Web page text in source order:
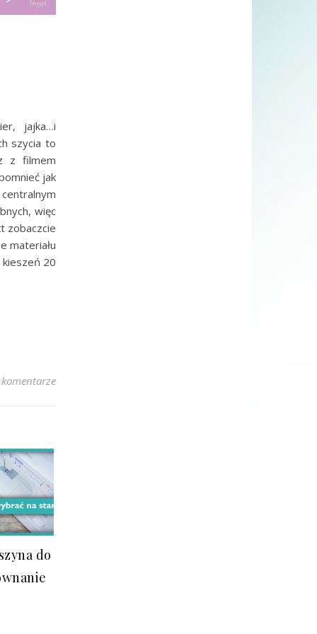
jajka…i
szycia to
z filmem
jak
więc
zobaczcie
materiału
20
do